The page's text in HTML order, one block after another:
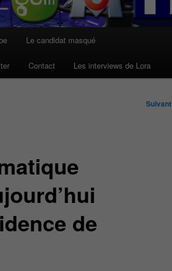
Le candidat masqué
Contact Les interviews de Lora
Suivant
de